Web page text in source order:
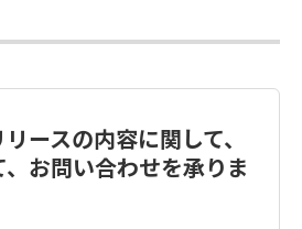
ースの内容に関して、
お問い合わせを承りま